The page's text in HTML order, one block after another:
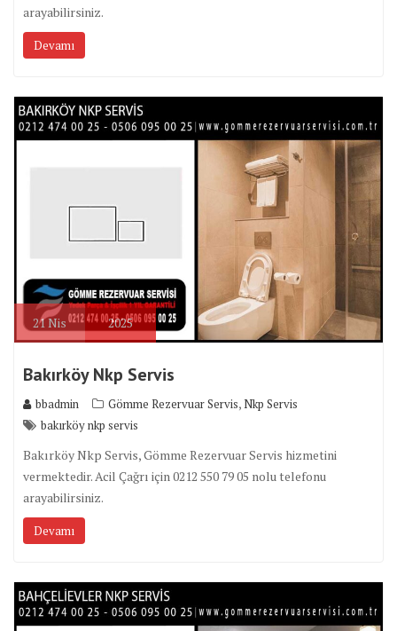
arayabilirsiniz.
Devamı
21Nis 2025
Bakırköy Nkp Servis
bbadmin Gömme Rezervuar Servis,Nkp Servis
bakırköy nkp servis
Bakırköy Nkp Servis, Gömme Rezervuar Servis hizmetini
vermektedir. Acil Çağrı için 0212 550 79 05 nolu telefonu
arayabilirsiniz.
Devamı